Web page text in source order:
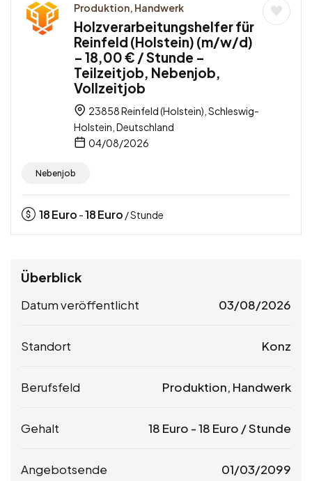
Produktion, Handwerk
Holzverarbeitungshelfer für
Reinfeld (Holstein) (m/w/d)
– 18,00 € / Stunde –
Teilzeitjob, Nebenjob,
Vollzeitjob
23858 Reinfeld (Holstein), Schleswig-
Holstein, Deutschland
04/08/2026
Nebenjob
18Euro -18Euro / Stunde
Überblick
Datum veröffentlicht 03/08/2026
Standort Konz
Berufsfeld Produktion, Handwerk
Gehalt 18 Euro -18 Euro / Stunde
Angebotsende 01/03/2099